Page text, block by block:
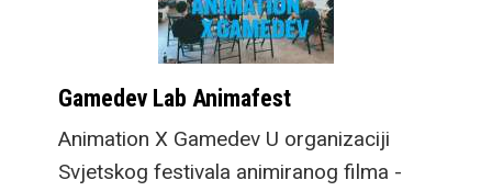
Gamedev Lab Animafest
Animation X Gamedev U organizaciji
Svjetskog festivala animiranog filma -